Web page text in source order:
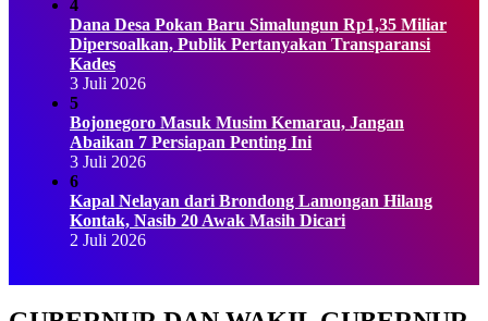
4
Dana Desa Pokan Baru Simalungun Rp1,35 Miliar
Dipersoalkan, Publik Pertanyakan Transparansi
Kades
3 Juli 2026
5
Bojonegoro Masuk Musim Kemarau, Jangan
Abaikan 7 Persiapan Penting Ini
3 Juli 2026
6
Kapal Nelayan dari Brondong Lamongan Hilang
Kontak, Nasib 20 Awak Masih Dicari
2 Juli 2026